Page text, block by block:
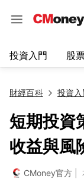
投資入門 股
財經百科 投資入
短期投資
收益與風
CMoney官方 |